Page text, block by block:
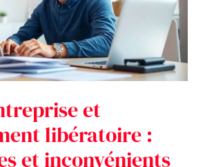
et
libératoire :
et inconvénients